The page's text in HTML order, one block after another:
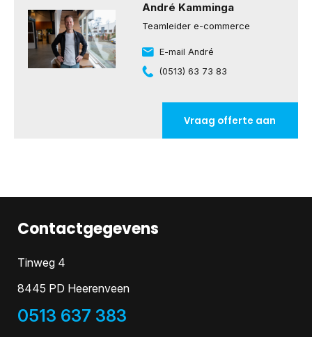
André Kamminga
Teamleider e-commerce
E-mail André
(0513) 63 73 83
Vraag offerte aan
Contactgegevens
Tinweg 4
8445 PD Heerenveen
0513 637 383